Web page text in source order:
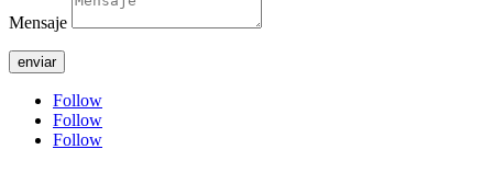
Mensaje
enviar
Follow
Follow
Follow